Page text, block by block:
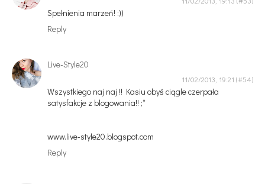
Spełnienia marzeń! :))
Reply
Live-Style20
11/02/2013, 19:21
Wszystkiego naj naj !! Kasiu obyś ciągle czerpała
satysfakcje z blogowania!! ;*
www.live-style20.blogspot.com
Reply